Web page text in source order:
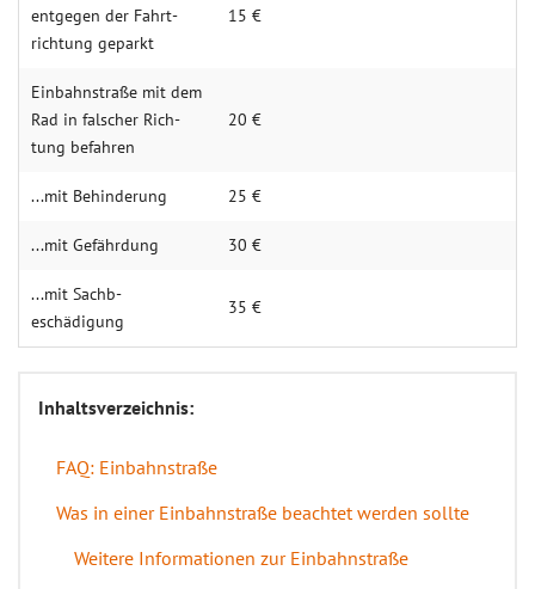
entgegen der Fahrt­
richtung geparkt
15 €
Einbahn­straße mit dem
Rad in falscher Rich­
tung befahren
20 €
...mit Behin­derung 25 €
...mit Gefähr­dung 30 €
...mit Sachb­
eschädigung
35 €
Inhaltsverzeichnis:
FAQ: Einbahnstraße
Was in einer Einbahnstraße beachtet werden sollte
Weitere Informationen zur Einbahnstraße